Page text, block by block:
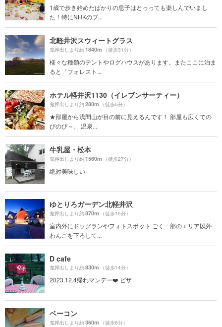
1歳で歩き始めたばかりの息子はとっっても楽しんでいまし
た！特にNHKのブ...
北軽井沢スウィートグラス
鬼押出しより約1840m （徒歩31分）
様々な種類のテントやログハウスがあります。またここに泊ま
ると「フォレスト...
ホテル軽井沢1130（イレブンサーティー）
鬼押出しより約280m （徒歩5分）
★部屋から浅間山が目の前に見えるんです！ 部屋も広くての
びのび～。 温泉...
牛乳屋・松本
鬼押出しより約1560m （徒歩27分）
絶対美味しい
ゆとりろガーデン北軽井沢
鬼押出しより約870m （徒歩15分）
室内外にドッグランやフォトスポット ごく一部のエリア以外
わんこを下ろして...
D cafe
鬼押出しより約830m （徒歩14分）
2023.12.4帰れマンデー❤️ ピザ
ベーコン
鬼押出しより約360m （徒歩6分）